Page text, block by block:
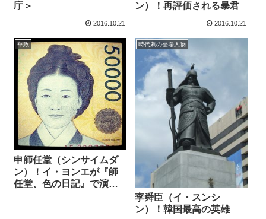
庁＞
2016.10.21
ン）！再評価される暴君
2016.10.21
華政
申師任堂（シンサイムダ
ン）！イ・ヨンエが『師
任堂、色の日記』で演じ
時代劇の登場人物
李舜臣（イ・スンシ
ン）！韓国最高の英雄